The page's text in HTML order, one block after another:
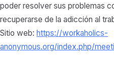
poder resolver sus problemas
recuperarse de la adicción al
Sitio web: https://workaholics-
anonymous.org/index.php/